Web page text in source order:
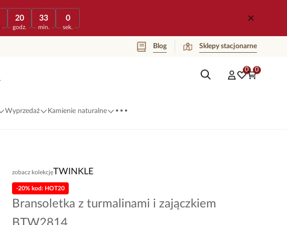
20
godz.
33
min.
0
sek.
Blog Sklepy stacjonarne
0 0
Wyprzedaż Kamienie naturalne ...
zobacz kolekcjęTWINKLE
Bransoletka z turmalinami i zajączkiem
-20% kod: HOT20